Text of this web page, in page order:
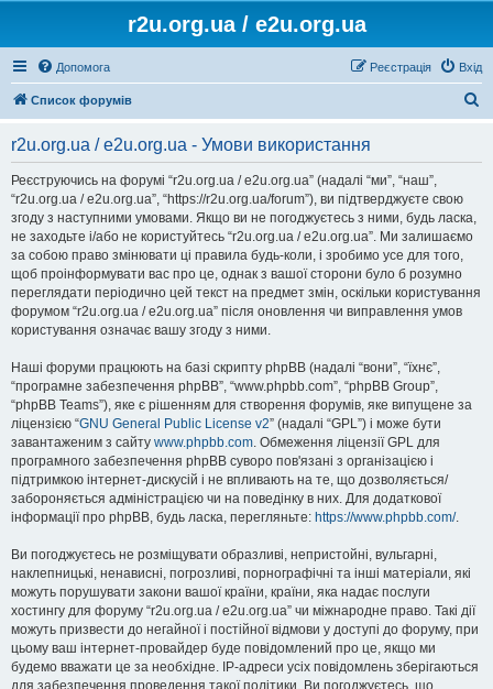
r2u.org.ua / e2u.org.ua
Допомога Вхід
Реєстрація
Список форумів
r2u.org.ua / e2u.org.ua - Умови використання
Реєструючись на форумі “r2u.org.ua / e2u.org.ua” (надалі “ми”, “наш”,
“r2u.org.ua / e2u.org.ua”, “https://r2u.org.ua/forum”), ви підтверджуєте свою
згоду з наступними умовами. Якщо ви не погоджуєтесь з ними, будь ласка,
не заходьте і/або не користуйтесь “r2u.org.ua / e2u.org.ua”. Ми залишаємо
за собою право змінювати ці правила будь-коли, і зробимо усе для того,
щоб проінформувати вас про це, однак з вашої сторони було б розумно
переглядати періодично цей текст на предмет змін, оскільки користування
форумом “r2u.org.ua / e2u.org.ua” після оновлення чи виправлення умов
користування означає вашу згоду з ними.
Наші форуми працюють на базі скрипту phpBB (надалі “вони”, “їхнє”,
“програмне забезпечення phpBB”, “www.phpbb.com”, “phpBB Group”,
“phpBB Teams”), яке є рішенням для створення форумів, яке випущене за
ліцензією “GNU General Public License v2” (надалі “GPL”) і може бути
завантаженим з сайту www.phpbb.com. Обмеження ліцензії GPL для
програмного забезпечення phpBB суворо пов'язані з організацією і
підтримкою інтернет-дискусій і не впливають на те, що дозволяється/
забороняється адміністрацією чи на поведінку в них. Для додаткової
інформації про phpBB, будь ласка, перегляньте: https://www.phpbb.com/.
Ви погоджуєтесь не розміщувати образливі, непристойні, вульгарні,
наклепницькі, ненависні, погрозливі, порнографічні та інші матеріали, які
можуть порушувати закони вашої країни, країни, яка надає послуги
хостингу для форуму “r2u.org.ua / e2u.org.ua” чи міжнародне право. Такі дії
можуть призвести до негайної і постійної відмови у доступі до форуму, при
цьому ваш інтернет-провайдер буде повідомлений про це, якщо ми
будемо вважати це за необхідне. IP-адреси усіх повідомлень зберігаються
для забезпечення проведення такої політики. Ви погоджуєтесь, що